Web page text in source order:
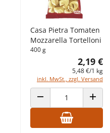
Casa Pietra Tomaten
Mozzarella Tortelloni
400 g
2,19 €
5,48 €/1 kg
inkl. MwSt., zzgl. Versand
ANZAHL VERRINGERN